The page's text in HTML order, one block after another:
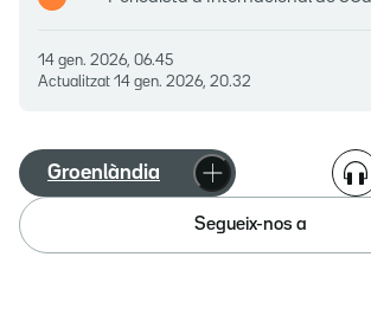
14 gen. 2026, 06.45
Actualitzat 14 gen. 2026, 20.32
Groenlàndia
Segueix-nos a